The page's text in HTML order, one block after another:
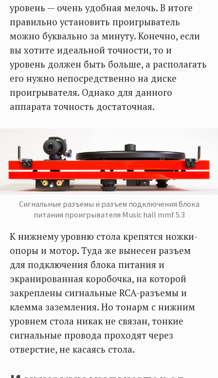
уровень — очень удобная мелочь. В итоге
правильно установить проигрыватель
можно буквально за минуту. Конечно, если
вы хотите идеальной точности, то и
уровень должен быть больше, а располагать
его нужно непосредственно на диске
проигрывателя. Однако для данного
аппарата точность достаточная.
Сигнальные разъемы и разъем подключения блока
питания проигрывателя Music hall mmf 5.3
К нижнему уровню стола крепятся ножки-
опоры и мотор. Туда же вынесен разъем
для подключения блока питания и
экранированная коробочка, на которой
закреплены сигнальные RCA-разъемы и
клемма заземления. Но тонарм с нижним
уровнем стола никак не связан, тонкие
сигнальные провода проходят через
отверстие, не касаясь стола.